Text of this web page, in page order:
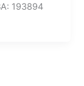
193894